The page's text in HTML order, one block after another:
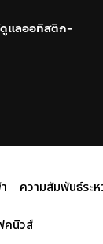
ลออทิสติก-
ดเครื่องสแกน
ความสัมพันธ์ระห
คนิวส์